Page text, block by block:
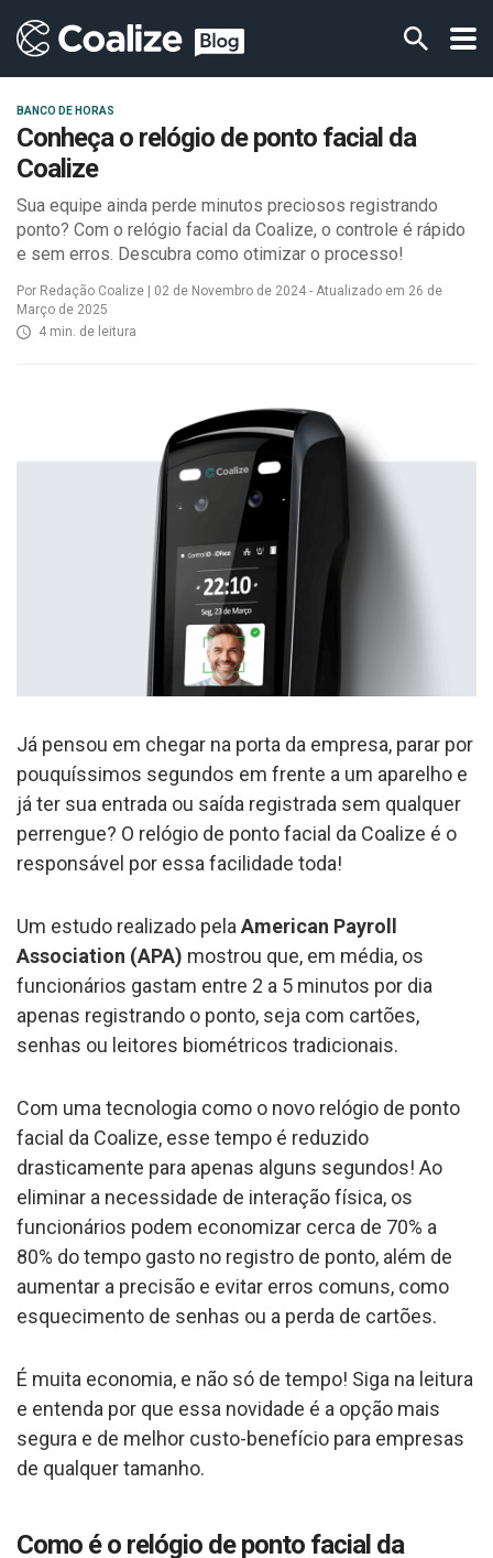
BANCO DE HORAS
Conheça o relógio de ponto facial da
Coalize
Sua equipe ainda perde minutos preciosos registrando
ponto? Com o relógio facial da Coalize, o controle é rápido
e sem erros. Descubra como otimizar o processo!
Por Redação Coalize | 02 de Novembro de 2024 - Atualizado em 26 de
Março de 2025
4 min. de leitura
Já pensou em chegar na porta da empresa, parar por
pouquíssimos segundos em frente a um aparelho e
já ter sua entrada ou saída registrada sem qualquer
perrengue? O relógio de ponto facial da Coalize é o
responsável por essa facilidade toda!
Um estudo realizado pela American Payroll
Association (APA) mostrou que, em média, os
funcionários gastam entre 2 a 5 minutos por dia
apenas registrando o ponto, seja com cartões,
senhas ou leitores biométricos tradicionais.
Com uma tecnologia como o novo relógio de ponto
facial da Coalize, esse tempo é reduzido
drasticamente para apenas alguns segundos! Ao
eliminar a necessidade de interação física, os
funcionários podem economizar cerca de 70% a
80% do tempo gasto no registro de ponto, além de
aumentar a precisão e evitar erros comuns, como
esquecimento de senhas ou a perda de cartões.
É muita economia, e não só de tempo! Siga na leitura
e entenda por que essa novidade é a opção mais
segura e de melhor custo-benefício para empresas
de qualquer tamanho.
Como é o relógio de ponto facial da